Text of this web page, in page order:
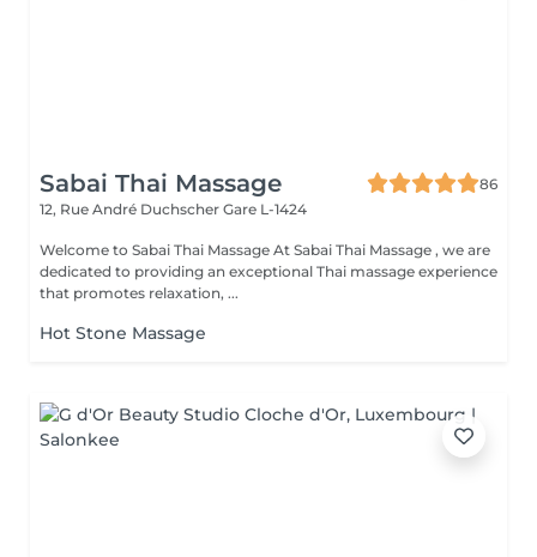
Sabai Thai Massage
86
12, Rue André Duchscher Gare L-1424
Welcome to Sabai Thai Massage At Sabai Thai Massage , we are
dedicated to providing an exceptional Thai massage experience
that promotes relaxation, ...
Hot Stone Massage